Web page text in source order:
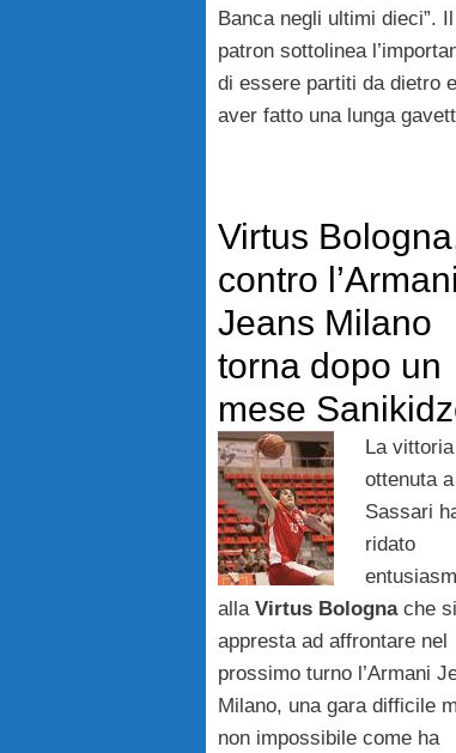
Banca negli ultimi dieci”. Il
patron sottolinea
di essere partiti da dietro
aver fatto una lunga
Virtus
contro l’Armani
Jeans Milano
torna dopo un
mese
La vittoria
ottenuta a
Sassari
ridato
alla Virtus Bolognache si
appresta ad affrontare nel
prossimo turno l’Armani
Milano, una gara difficile
non impossibile come ha